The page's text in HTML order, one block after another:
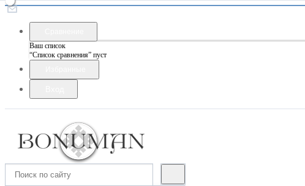
Ваш список
“Список сравнения” пуст